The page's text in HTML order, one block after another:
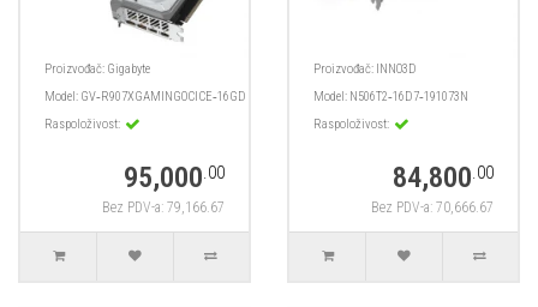
Proizvođač: Gigabyte
Model: GV‑R907XGAMINGOCICE‑16GD
Raspoloživost:
95,000.00
Bez PDV-a: 79,166.67
Proizvođač: INNO3D
Model: N506T2‑16D7‑191073N
Raspoloživost:
84,800.00
Bez PDV-a: 70,666.67